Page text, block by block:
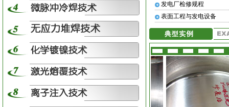
发电厂检修规程
表面工程与发电设备